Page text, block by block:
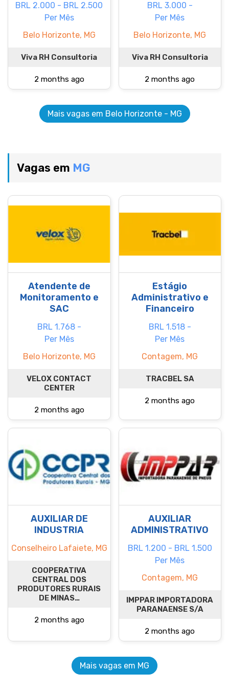
BRL 2.000 - BRL 2.500
Per Mês
Belo Horizonte, MG
Viva RH Consultoria
2 months ago
BRL 3.000 -
Per Mês
Belo Horizonte, MG
Viva RH Consultoria
2 months ago
Mais vagas em Belo Horizonte - MG
Vagas em MG
Atendente de
Monitoramento e
SAC
BRL 1.768 -
Per Mês
Belo Horizonte, MG
VELOX CONTACT
CENTER
2 months ago
Estágio
Administrativo e
Financeiro
BRL 1.518 -
Per Mês
Contagem, MG
TRACBEL SA
2 months ago
AUXILIAR DE
INDUSTRIA
Conselheiro Lafaiete, MG
COOPERATIVA
CENTRAL DOS
PRODUTORES RURAIS
DE MINAS…
2 months ago
AUXILIAR
ADMINISTRATIVO
BRL 1.200 - BRL 1.500
Per Mês
Contagem, MG
IMPPAR IMPORTADORA
PARANAENSE S/A
2 months ago
Mais vagas em MG